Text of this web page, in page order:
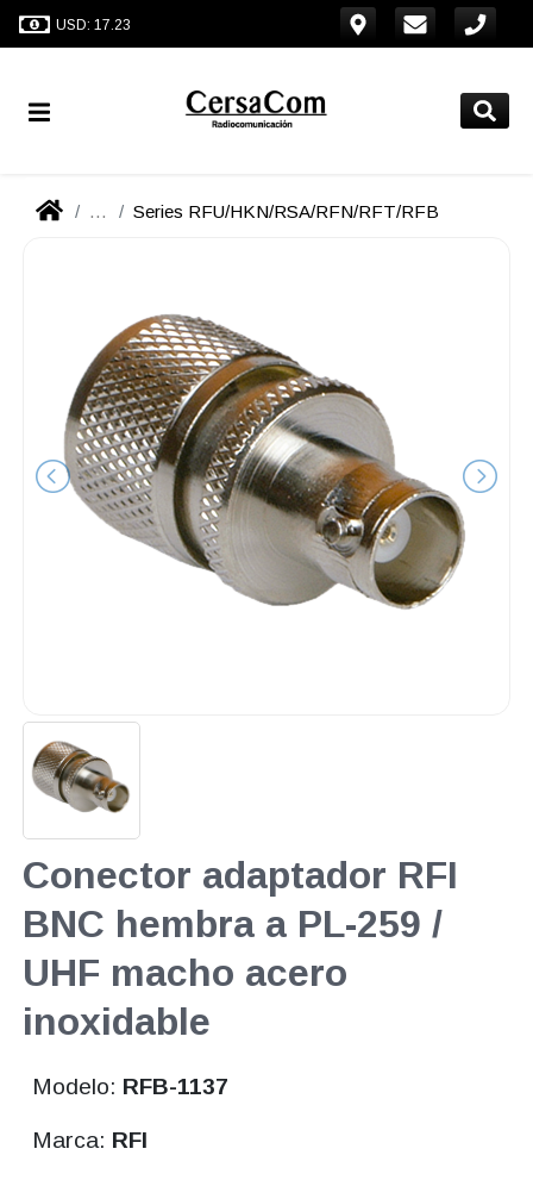
USD: 17.23
... Series RFU/HKN/RSA/RFN/RFT/RFB
Conector adaptador RFI
BNC hembra a PL-259 /
UHF macho acero
inoxidable
Modelo: RFB-1137
Marca: RFI